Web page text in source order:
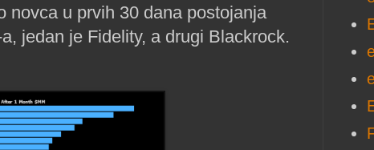
novca u prvih 30 dana postojanja
jedan je Fidelity, a drugi Blackrock.